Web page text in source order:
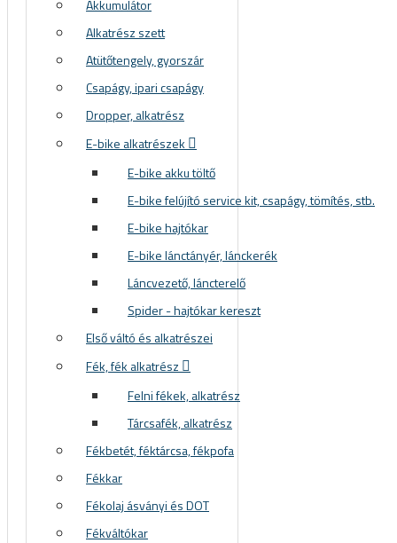
Akkumulátor
Alkatrész szett
Atütőtengely, gyorszár
Csapágy, ipari csapágy
Dropper, alkatrész
E-bike alkatrészek
E-bike akku töltő
E-bike felújító service kit, csapágy, tömítés, stb.
E-bike hajtókar
E-bike lánctányér, lánckerék
Láncvezető, láncterelő
Spider - hajtókar kereszt
Első váltó és alkatrészei
Fék, fék alkatrész
Felni fékek, alkatrész
Tárcsafék, alkatrész
Fékbetét, féktárcsa, fékpofa
Fékkar
Fékolaj ásványi és DOT
Fékváltókar